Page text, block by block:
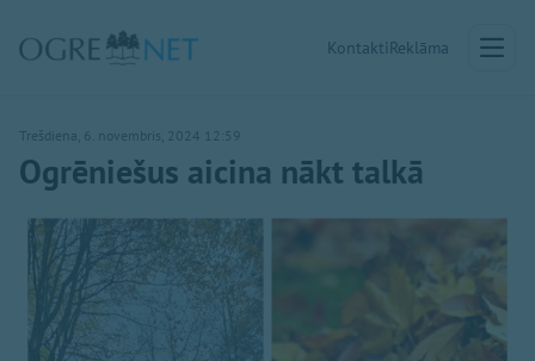
KontaktiReklāma
Trešdiena, 6. novembris, 2024 12:59
Ogrēniešus aicina nākt talkā